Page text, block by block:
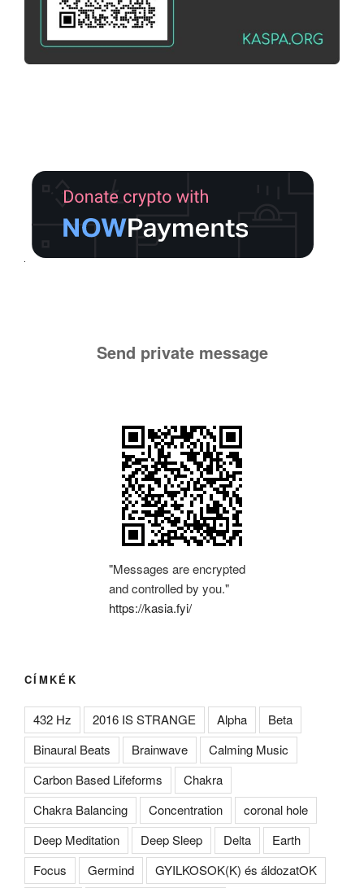
Send private message
"Messages are encrypted
and controlled by you."
https://kasia.fyi/
CÍMKÉK
432 Hz 2016 IS STRANGE Alpha
Beta
Binaural Beats
Brainwave
Calming Music
Carbon Based Lifeforms
Chakra
Chakra Balancing
Concentration
coronal hole
Deep Meditation
Deep Sleep Delta
Earth
Focus
Germind GYILKOSOK(K) és áldozatOK